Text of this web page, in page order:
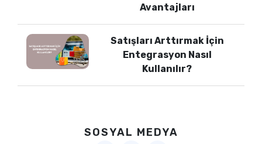
Avantajları
Satışları Arttırmak İçin
Entegrasyon Nasıl
Kullanılır?
SOSYAL MEDYA